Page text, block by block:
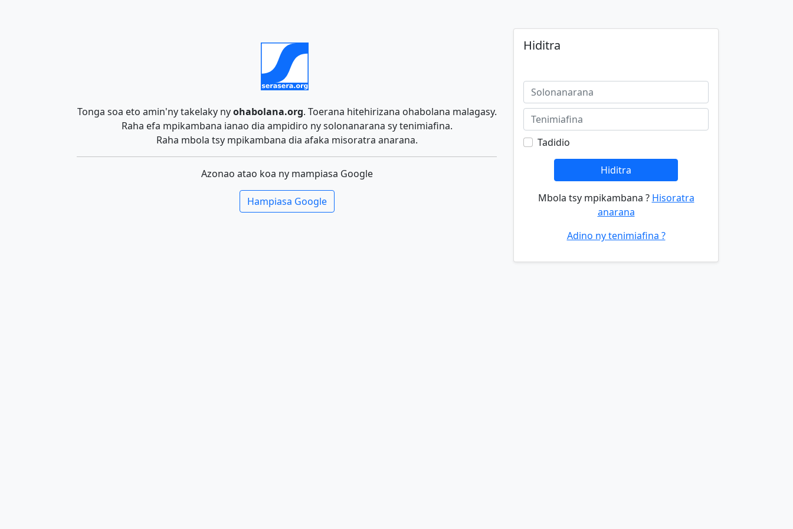
Tonga soa eto amin'ny takelaky nyohabolana.org. Toerana hitehirizana ohabolana malagasy.
Raha efa mpikambana ianao dia ampidiro ny solonanarana sy tenimiafina.
Raha mbola tsy mpikambana dia afaka misoratra anarana.
Azonao atao koa ny mampiasa Google
Hampiasa Google
Hiditra
Tadidio
Hiditra
Mbola tsy mpikambana ? Hisoratra
anarana
Adino ny tenimiafina ?